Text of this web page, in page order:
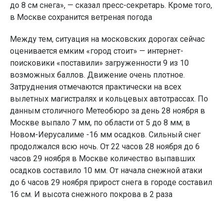
до 8 см снега», — сказал пресс-секретарь. Кроме того,
в Москве сохранится ветреная погода
Между тем, ситуация на московских дорогах сейчас
оценивается емким «город стоит» — интернет-
поисковики «поставили» загруженности 9 из 10
возможных баллов. Движение очень плотное.
Затруднения отмечаются практически на всех
вылетных магистралях и кольцевых автотрассах. По
данным столичного Метеобюро за день 28 ноября в
Москве выпало 7 мм, по области от 5 до 8 мм; в
Новом-Иерусалиме -16 мм осадков. Сильный снег
продолжался всю ночь. От 22 часов 28 ноября до 6
часов 29 ноября в Москве количество выпавших
осадков составило 10 мм. От начала снежной атаки
до 6 часов 29 ноября прирост снега в городе составил
16 см. И высота снежного покрова в 2 раза